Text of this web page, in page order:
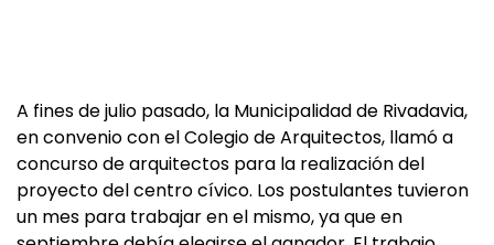
A fines de julio pasado, la Municipalidad de Rivadavia,
en convenio con el Colegio de Arquitectos, llamó a
concurso de arquitectos para la realización del
proyecto del centro cívico. Los postulantes tuvieron
un mes para trabajar en el mismo, ya que en